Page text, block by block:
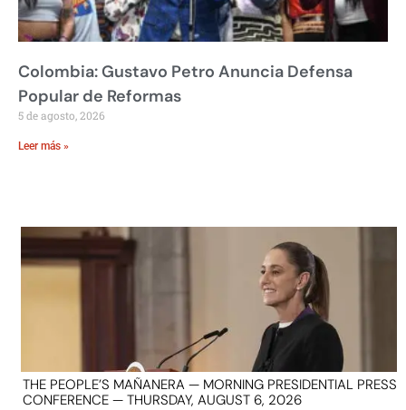
Colombia: Gustavo Petro Anuncia Defensa
Popular de Reformas
5 de agosto, 2026
Leer más »
THE PEOPLE’S MAÑANERA — MORNING PRESIDENTIAL PRESS
CONFERENCE — THURSDAY, AUGUST 6, 2026